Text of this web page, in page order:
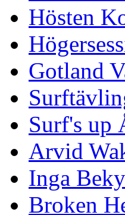
Hösten
Gotland
Surf's up
Arvid
Inga
Broken